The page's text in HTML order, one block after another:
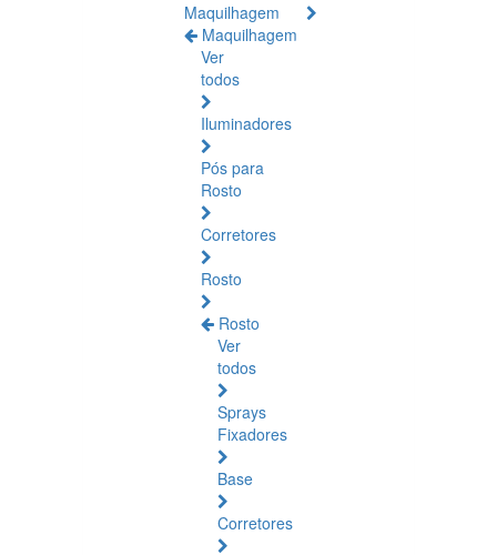
Maquilhagem
Maquilhagem
Ver
todos
Iluminadores
Pós para
Rosto
Corretores
Rosto
Rosto
Ver
todos
Sprays
Fixadores
Base
Corretores